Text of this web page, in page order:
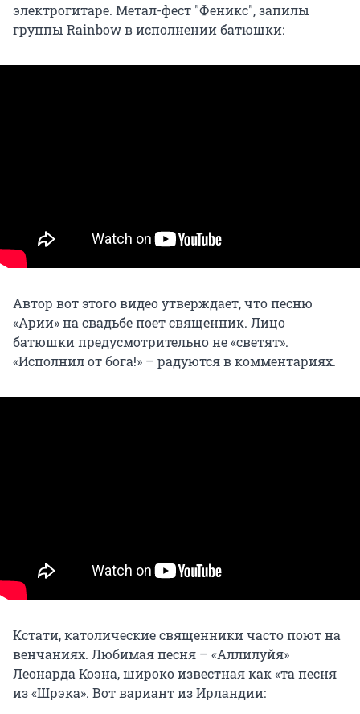
электрогитаре. Метал-фест "Феникс", запилы
группы Rainbow в исполнении батюшки:
Автор вот этого видео утверждает, что песню
«Арии» на свадьбе поет священник. Лицо
батюшки предусмотрительно не «светят».
«Исполнил от бога!» – радуются в комментариях.
Кстати, католические священники часто поют на
венчаниях. Любимая песня – «Аллилуйя»
Леонарда Коэна, широко известная как «та песня
из «Шрэка». Вот вариант из Ирландии: